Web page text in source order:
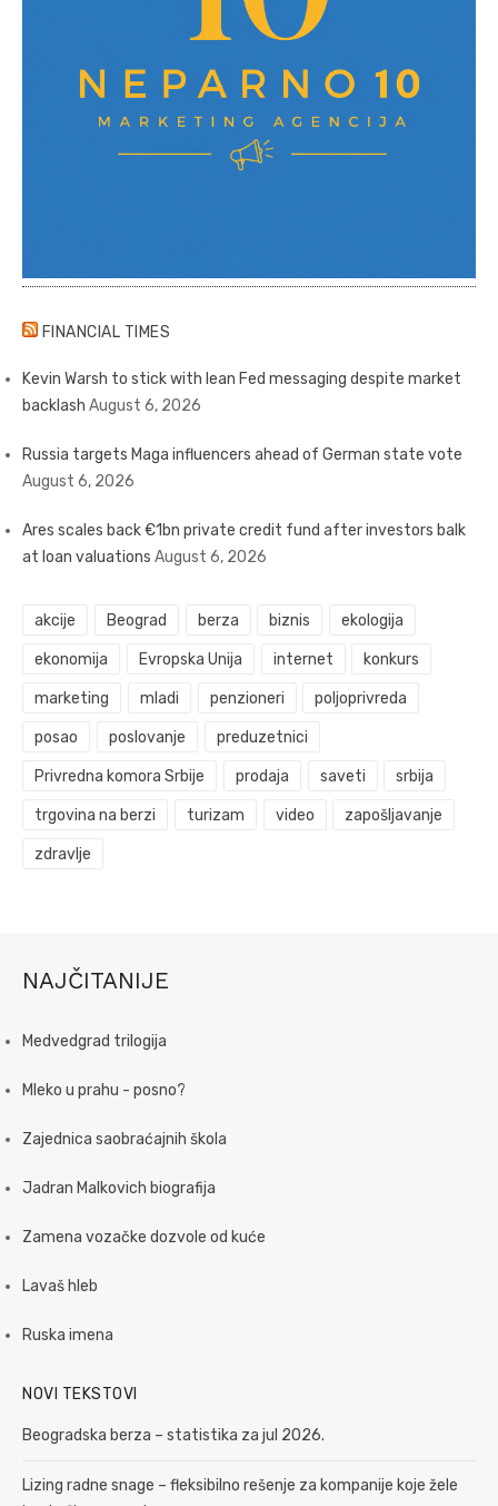
FINANCIAL TIMES
Kevin Warsh to stick with lean Fed messaging despite market
backlash August 6, 2026
Russia targets Maga influencers ahead of German state vote
August 6, 2026
Ares scales back €1bn private credit fund after investors balk
at loan valuations August 6, 2026
akcije Beograd berza biznis ekologija
ekonomija Evropska Unija internet konkurs
marketing mladi penzioneri poljoprivreda
posao poslovanje preduzetnici
Privredna komora Srbije prodaja saveti srbija
trgovina na berzi turizam video zapošljavanje
zdravlje
NAJČITANIJE
Medvedgrad trilogija
Mleko u prahu - posno?
Zajednica saobraćajnih škola
Jadran Malkovich biografija
Zamena vozačke dozvole od kuće
Lavaš hleb
Ruska imena
NOVI TEKSTOVI
Beogradska berza – statistika za jul 2026.
Lizing radne snage – fleksibilno rešenje za kompanije koje žele